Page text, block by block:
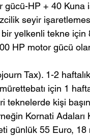
HP + 40 Kuna
seyir
yelkenli tekne için
HP motor gücü
Tax). 1-2
için 1
teknelerde kişi
Kornati Adaları
günlük 55 Euro,